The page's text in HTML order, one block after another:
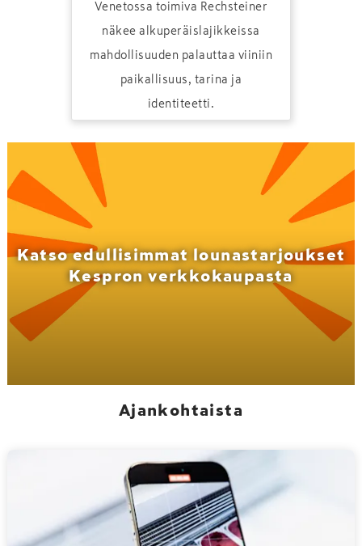
Venetossa toimiva Rechsteiner
näkee alkuperäislajikkeissa
mahdollisuuden palauttaa viiniin
paikallisuus, tarina ja
identiteetti.
Katso edullisimmat lounastarjoukset
Kespron verkkokaupasta
Ajankohtaista